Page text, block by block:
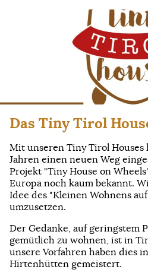
Das Tiny Tirol
Mit unseren Tiny Tirol Houses
Jahren einen neuen Weg
Projekt "Tiny House on
Europa noch kaum bekannt.
Idee des "Kleinen Wohnens
umzusetzen.
Der Gedanke, auf geringstem
gemütlich zu wohnen, ist in
unsere Vorfahren haben dies
Hirtenhütten gemeistert.